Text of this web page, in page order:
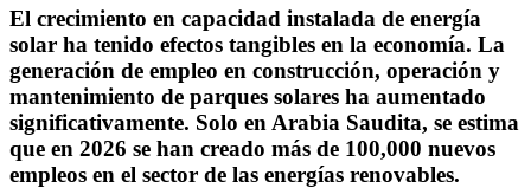
El crecimiento en capacidad instalada de energía
solar ha tenido efectos tangibles en la economía. La
generación de empleo en construcción, operación y
mantenimiento de parques solares ha aumentado
significativamente. Solo en Arabia Saudita, se estima
que en 2026 se han creado más de 100,000 nuevos
empleos en el sector de las energías renovables.